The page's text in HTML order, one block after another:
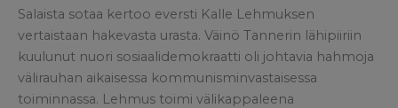
Salaista sotaa kertoo eversti Kalle Lehmuksen
vertaistaan hakevasta urasta. Väinö Tannerin lähipiiriin
kuulunut nuori sosiaalidemokraatti oli johtavia hahmoja
välirauhan aikaisessa kommunisminvastaisessa
toiminnassa. Lehmus toimi välikappaleena